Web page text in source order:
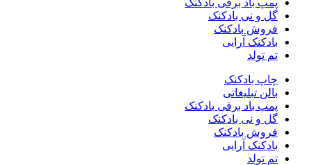
پمپ باد برقی بادکنک
گل و نی بادکنک
فروش بادکنک
بادکنک آرایی
تم تولد
چاپ بادکنک
بالن تبلیغاتی
پمپ باد برقی بادکنک
گل و نی بادکنک
فروش بادکنک
بادکنک آرایی
تم تولد